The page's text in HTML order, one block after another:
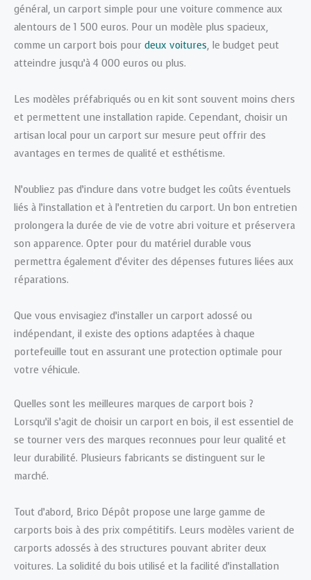
général, un carport simple pour une voiture commence aux
alentours de 1 500 euros. Pour un modèle plus spacieux,
comme un carport bois pour deux voitures, le budget peut
atteindre jusqu’à 4 000 euros ou plus.
Les modèles préfabriqués ou en kit sont souvent moins chers
et permettent une installation rapide. Cependant, choisir un
artisan local pour un carport sur mesure peut offrir des
avantages en termes de qualité et esthétisme.
N’oubliez pas d’inclure dans votre budget les coûts éventuels
liés à l’installation et à l’entretien du carport. Un bon entretien
prolongera la durée de vie de votre abri voiture et préservera
son apparence. Opter pour du matériel durable vous
permettra également d’éviter des dépenses futures liées aux
réparations.
Que vous envisagiez d’installer un carport adossé ou
indépendant, il existe des options adaptées à chaque
portefeuille tout en assurant une protection optimale pour
votre véhicule.
Quelles sont les meilleures marques de carport bois ?
Lorsqu’il s’agit de choisir un carport en bois, il est essentiel de
se tourner vers des marques reconnues pour leur qualité et
leur durabilité. Plusieurs fabricants se distinguent sur le
marché.
Tout d’abord, Brico Dépôt propose une large gamme de
carports bois à des prix compétitifs. Leurs modèles varient de
carports adossés à des structures pouvant abriter deux
voitures. La solidité du bois utilisé et la facilité d’installation